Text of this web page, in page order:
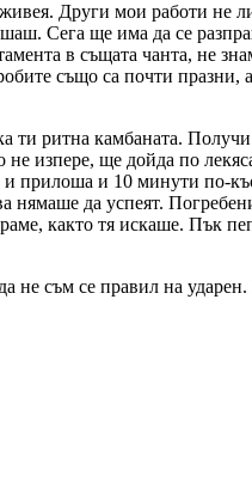
Други мои работи не
Сега ще има да се
в същата чанта, не
също са почти празни,
ти ритна камбаната.
изпере, ще дойда по
и прилоша и 10 минути по-
нямаше да успеят.
както тя искаше. Пък
не съм се правил на